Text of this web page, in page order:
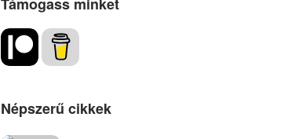
Támogass minket
Népszerű cikkek